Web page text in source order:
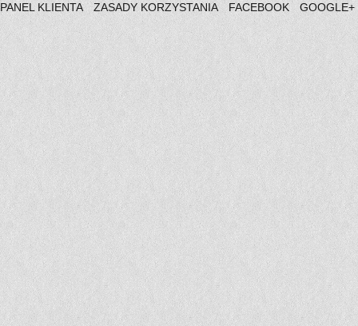
PANEL KLIENTA ZASADY KORZYSTANIA FACEBOOK GOOGLE+